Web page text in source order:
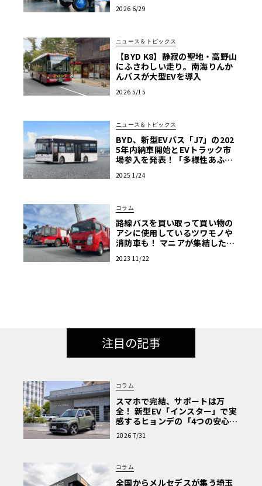
2026 6/29
ニュース＆トピックス
【BYD K8】静寂の聖地・高野山
にふさわしい走り。南海りんか
んバスが大型EVを導入
2026 5/15
ニュース＆トピックス
BYD、新型EVバス「J7」の202
5年内納車開始とEVトラック市
場参入を発表！「多様性あふれ
2025 1/24
コラム
路線バスを買い取って買い物の
アシに使用しているツワモノや
消防車も！ マニアが集結した商
2023 11/22
注目の記事
コラム
スマホで完結、サポートは万
全！ 新型EV「インスター」で実
感するヒョンデの「4つの安心」
【第1回・ヒョンデ6つの疑問：
Why? Hyundai?】〈PR〉
2026 7/31
コラム
全国からメルセデスが集う埼玉